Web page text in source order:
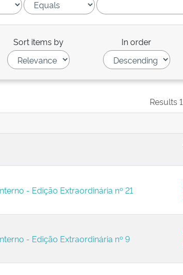
Sort items by In order
Results
- Edição Extraordinária nº 21
- Edição Extraordinária nº 9